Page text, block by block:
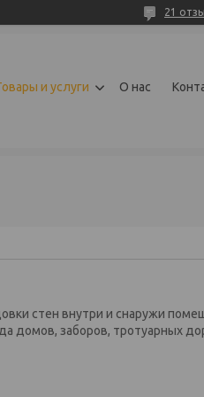
21
и услуги О нас
стен внутри и снаружи
домов, заборов, тротуарных